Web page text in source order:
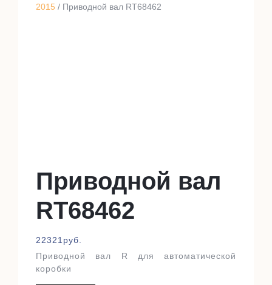
2015 / Приводной вал RT68462
Приводной вал
RT68462
22321 руб.
Приводной вал R для автоматической
коробки